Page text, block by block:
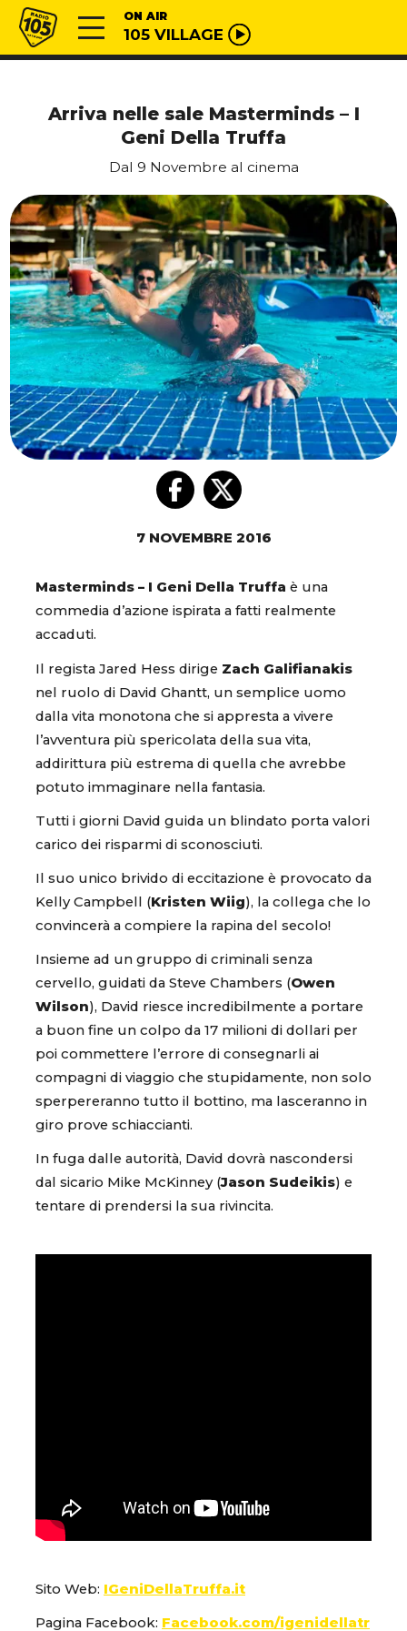
Vai al contenuto
Radio 105 ON AIR
105 VILLAGE
Arriva nelle sale Masterminds – I
Geni Della Truffa
Dal 9 Novembre al cinema
7 NOVEMBRE 2016
Masterminds – I Geni Della Truffa è una
commedia d’azione ispirata a fatti realmente
accaduti.
Il regista Jared Hess dirige Zach Galifianakis
nel ruolo di David Ghantt, un semplice uomo
dalla vita monotona che si appresta a vivere
l’avventura più spericolata della sua vita,
addirittura più estrema di quella che avrebbe
potuto immaginare nella fantasia.
Tutti i giorni David guida un blindato porta valori
carico dei risparmi di sconosciuti.
Il suo unico brivido di eccitazione è provocato da
Kelly Campbell (Kristen Wiig), la collega che lo
convincerà a compiere la rapina del secolo!
Insieme ad un gruppo di criminali senza
cervello, guidati da Steve Chambers (Owen
Wilson), David riesce incredibilmente a portare
a buon fine un colpo da 17 milioni di dollari per
poi commettere l’errore di consegnarli ai
compagni di viaggio che stupidamente, non solo
sperpereranno tutto il bottino, ma lasceranno in
giro prove schiaccianti.
In fuga dalle autorità, David dovrà nascondersi
dal sicario Mike McKinney (Jason Sudeikis) e
tentare di prendersi la sua rivincita.
Sito Web: IGeniDellaTruffa.it
Pagina Facebook: Facebook.com/igenidellatr